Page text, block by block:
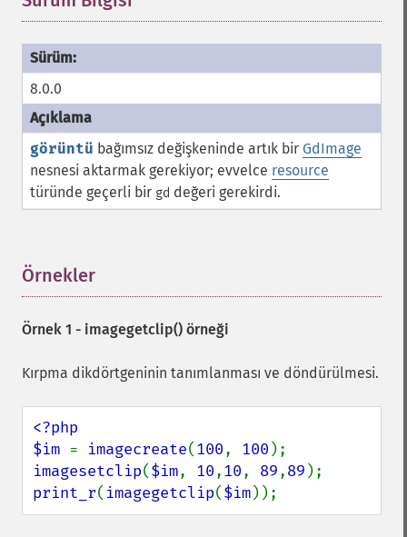
8.0.0
görüntü bağımsız değişkeninde artık bir GdImage
nesnesi aktarmak gerekiyor; evvelce resource
türünde geçerli bir gd değeri gerekirdi.
Örnekler
Örnek 1 - imagegetclip() örneği
Kırpma dikdörtgeninin tanımlanması ve döndürülmesi.
<?php
$im = imagecreate(100, 100
imagesetclip($im, 10,10, 89,89
print_r( imagegetclip($im));